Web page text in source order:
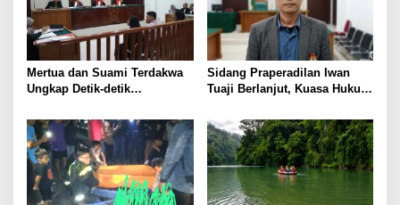
Mertua dan Suami Terdakwa
Ungkap Detik-detik
Asep di Kertapati
Sidang Praperadilan Iwan
Tuaji Berlanjut, Kuasa Hukum
Penggeledahan